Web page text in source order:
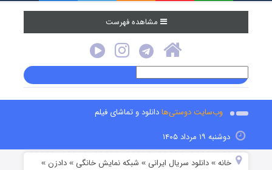
مشاهده فهرست
وب‌سایت دوستی‌هادانلود و تماشای فیلم
دوشنبه ۱۹ مرداد ۱۴۰۵
خانه »دانلود سریال ایرانی » شبکه نمایش خانگی »دادزن »